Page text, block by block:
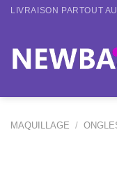
Passer
LIVRAISON PARTOUT
MAQUILLAGE /